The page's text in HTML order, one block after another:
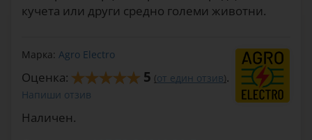
кучета или други средно големи животни.
Марка: Agro Electro
Оценка: 5 (от един отзив).
Напиши отзив
Наличен.